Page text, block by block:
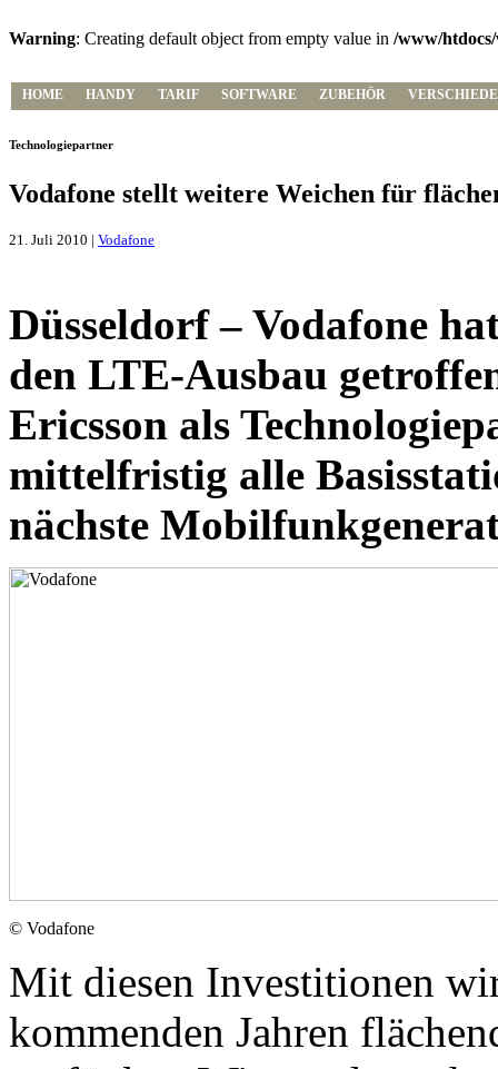
Warning: Creating default object from empty value in /www/
HOME HANDY TARIF SOFTWARE ZUBEHÖR
Technologiepartner
Vodafone stellt weitere Weichen für
21. Juli 2010 | Vodafone
Düsseldorf – Vodafone
den LTE-Ausbau
Ericsson als
mittelfristig alle
nächste
© Vodafone
Mit diesen Investitionen
kommenden Jahren